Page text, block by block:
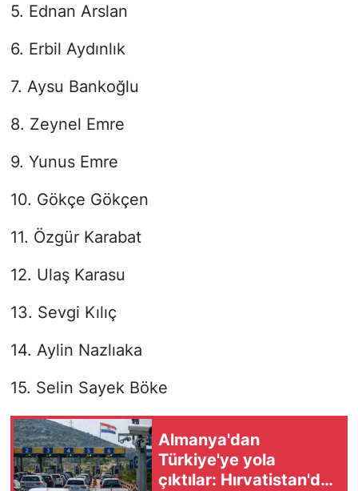
5. Ednan Arslan
6. Erbil Aydınlık
7. Aysu Bankoğlu
8. Zeynel Emre
9. Yunus Emre
10. Gökçe Gökçen
11. Özgür Karabat
12. Ulaş Karasu
13. Sevgi Kılıç
14. Aylin Nazlıaka
15. Selin Sayek Böke
Almanya'dan
Türkiye'ye yola
çıktılar: Hırvatistan'da